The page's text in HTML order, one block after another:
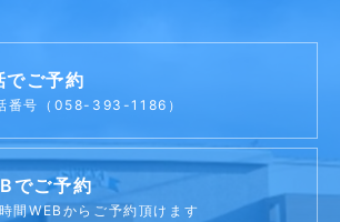
でご予約
番号（058-393-1186）
でご予約
間WEBからご予約頂けます